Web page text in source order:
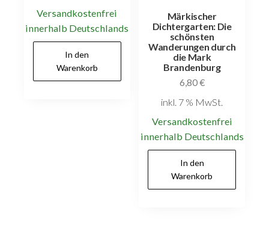
Versandkostenfrei
innerhalb Deutschlands
In den
Warenkorb
Märkischer
Dichtergarten: Die
schönsten
Wanderungen durch
die Mark
Brandenburg
6,80€
inkl. 7 % MwSt.
Versandkostenfrei
innerhalb Deutschlands
In den
Warenkorb